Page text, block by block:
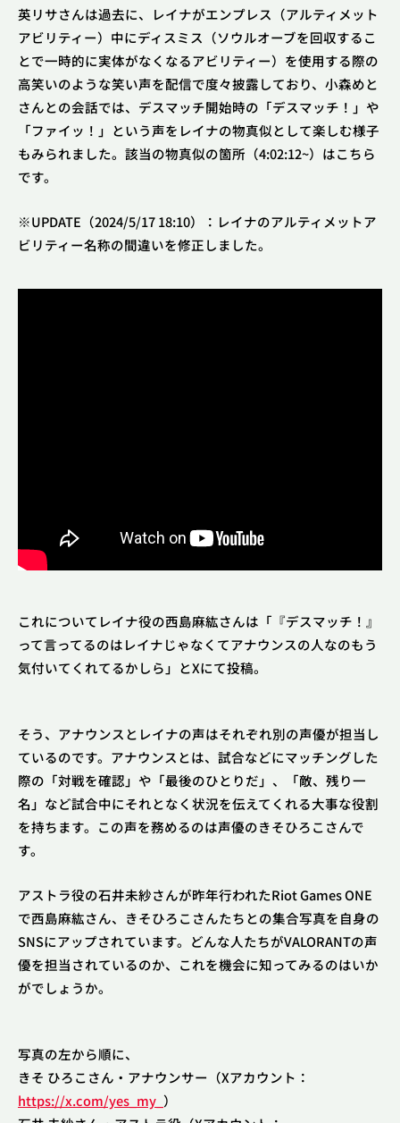
英リサさんは過去に、レイナがエンプレス（アルティメット
アビリティー）中にディスミス（ソウルオーブを回収するこ
とで一時的に実体がなくなるアビリティー）を使用する際の
高笑いのような笑い声を配信で度々披露しており、小森めと
さんとの会話では、デスマッチ開始時の「デスマッチ！」や
「ファイッ！」という声をレイナの物真似として楽しむ様子
もみられました。該当の物真似の箇所（4:02:12~）はこちら
です。
※UPDATE（2024/5/17 18:10）：レイナのアルティメットア
ビリティー名称の間違いを修正しました。
これについてレイナ役の西島麻紘さんは「『デスマッチ！』
って言ってるのはレイナじゃなくてアナウンスの人なのもう
気付いてくれてるかしら」とXにて投稿。
そう、アナウンスとレイナの声はそれぞれ別の声優が担当し
ているのです。アナウンスとは、試合などにマッチングした
際の「対戦を確認」や「最後のひとりだ」、「敵、残り一
名」など試合中にそれとなく状況を伝えてくれる大事な役割
を持ちます。この声を務めるのは声優のきそひろこさんで
す。
アストラ役の石井未紗さんが昨年行われたRiot Games ONE
で西島麻紘さん、きそひろこさんたちとの集合写真を自身の
SNSにアップされています。どんな人たちがVALORANTの声
優を担当されているのか、これを機会に知ってみるのはいか
がでしょうか。
写真の左から順に、
きそ ひろこさん・アナウンサー（Xアカウント：
https://x.com/yes_my_ ）